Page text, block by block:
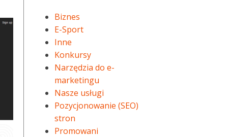
Biznes
E-Sport
Inne
Konkursy
Narzędzia do e-
marketingu
Nasze usługi
Pozycjonowanie (SEO)
stron
Promowani